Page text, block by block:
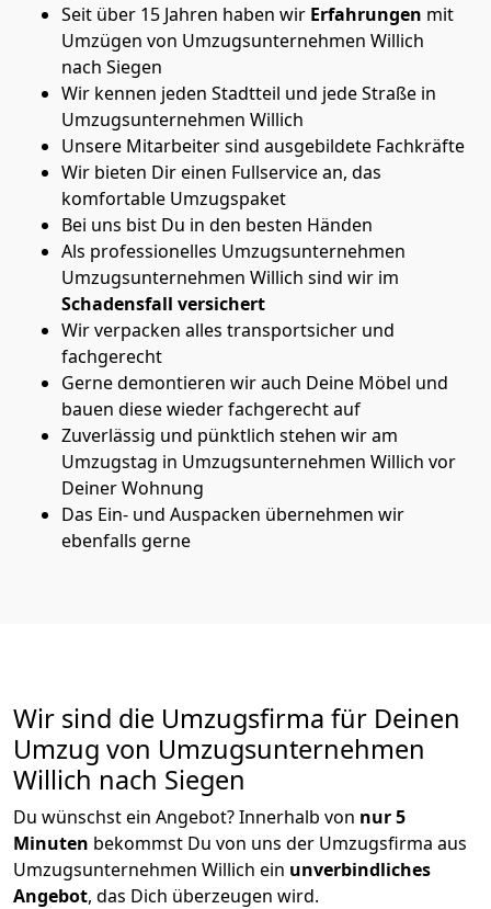
Seit über 15 Jahren haben wir Erfahrungen mit
Umzügen von Umzugsunternehmen Willich
nach Siegen
Wir kennen jeden Stadtteil und jede Straße in
Umzugsunternehmen Willich
Unsere Mitarbeiter sind ausgebildete Fachkräfte
Wir bieten Dir einen Fullservice an, das
komfortable Umzugspaket
Bei uns bist Du in den besten Händen
Als professionelles Umzugsunternehmen
Umzugsunternehmen Willich sind wir im
Schadensfall versichert
Wir verpacken alles transportsicher und
fachgerecht
Gerne demontieren wir auch Deine Möbel und
bauen diese wieder fachgerecht auf
Zuverlässig und pünktlich stehen wir am
Umzugstag in Umzugsunternehmen Willich vor
Deiner Wohnung
Das Ein- und Auspacken übernehmen wir
ebenfalls gerne
Wir sind die Umzugsfirma für Deinen
Umzug von Umzugsunternehmen
Willich nach Siegen
Du wünschst ein Angebot? Innerhalb von nur 5
Minuten bekommst Du von uns der Umzugsfirma aus
Umzugsunternehmen Willich ein unverbindliches
Angebot, das Dich überzeugen wird.